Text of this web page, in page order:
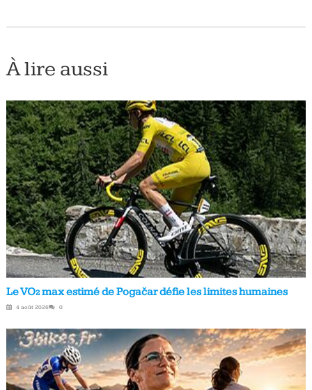
À lire aussi
Le VO₂ max estimé de Pogačar défie les limites humaines
4 août 2026 0